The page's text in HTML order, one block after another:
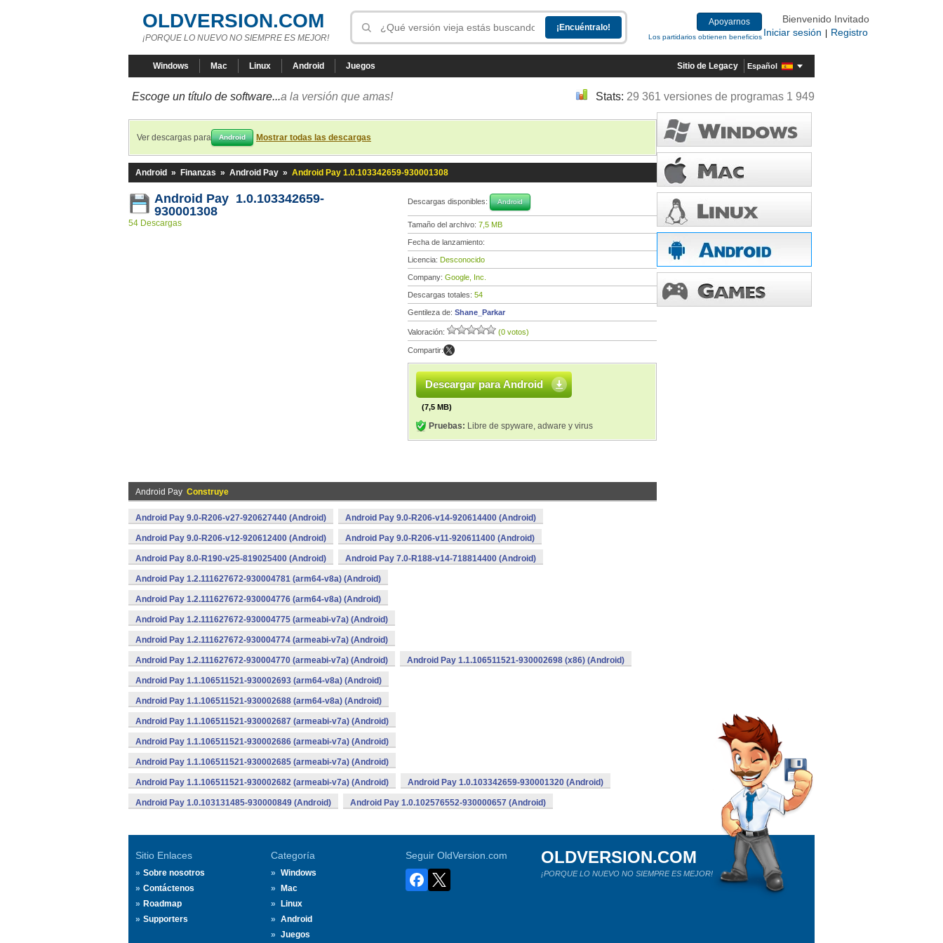
OLDVERSION.COM
¡PORQUE LO NUEVO NO SIEMPRE ES MEJOR!
Apoyarnos
Los partidarios obtienen beneficios
Bienvenido Invitado
Iniciar sesión
Registro
Windows Mac Linux Android Juegos Sitio de Legacy Español
Escoge un título de software...a la versión que amas! Stats: 29 361 versiones de programas 1 949
Ver descargas para Android Mostrar todas las descargas
Android » Finanzas » Android Pay » Android Pay 1.0.103342659-930001308
Android Pay 1.0.103342659-
930001308
54 Descargas
Descargas disponibles: Android
Tamaño del archivo: 7,5 MB
Fecha de lanzamiento:
Licencia: Desconocido
Company: Google, Inc.
Descargas totales: 54
Gentileza de: Shane_Parkar
Valoración: (0 votos)
Compartir:
Descargar para Android
(7,5 MB)
Pruebas: Libre de spyware, adware y virus
Android Pay Construye
Android Pay 9.0-R206-v27-920627440 (Android) Android Pay 9.0-R206-v14-920614400 (Android)
Android Pay 9.0-R206-v12-920612400 (Android) Android Pay 9.0-R206-v11-920611400 (Android)
Android Pay 8.0-R190-v25-819025400 (Android) Android Pay 7.0-R188-v14-718814400 (Android)
Android Pay 1.2.111627672-930004781 (arm64-v8a) (Android)
Android Pay 1.2.111627672-930004776 (arm64-v8a) (Android)
Android Pay 1.2.111627672-930004775 (armeabi-v7a) (Android)
Android Pay 1.2.111627672-930004774 (armeabi-v7a) (Android)
Android Pay 1.2.111627672-930004770 (armeabi-v7a) (Android) Android Pay 1.1.106511521-930002698 (x86) (Android)
Android Pay 1.1.106511521-930002693 (arm64-v8a) (Android)
Android Pay 1.1.106511521-930002688 (arm64-v8a) (Android)
Android Pay 1.1.106511521-930002687 (armeabi-v7a) (Android)
Android Pay 1.1.106511521-930002686 (armeabi-v7a) (Android)
Android Pay 1.1.106511521-930002685 (armeabi-v7a) (Android)
Android Pay 1.1.106511521-930002682 (armeabi-v7a) (Android) Android Pay 1.0.103342659-930001320 (Android)
Android Pay 1.0.103131485-930000849 (Android) Android Pay 1.0.102576552-930000657 (Android)
Sitio Enlaces
Sobre nosotros
Contáctenos
Roadmap
Supporters
Categoría
Windows
Mac
Linux
Android
Juegos
Seguir OldVersion.com OLDVERSION.COM
¡PORQUE LO NUEVO NO SIEMPRE ES MEJOR!